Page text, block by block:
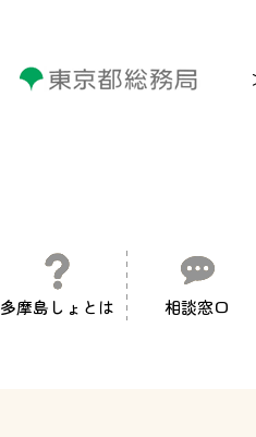
多摩島しょとは 相談窓口